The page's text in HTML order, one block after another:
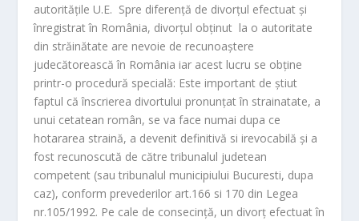
autoritățile U.E. Spre diferență de divorțul efectuat și
înregistrat în România, divorțul obținut la o autoritate
din străinătate are nevoie de recunoaștere
judecătorească în România iar acest lucru se obține
printr-o procedură specială: Este important de știut
faptul că înscrierea divortului pronunțat în strainatate, a
unui cetatean român, se va face numai dupa ce
hotararea straină, a devenit definitivă si irevocabilă și a
fost recunoscută de către tribunalul judetean
competent (sau tribunalul municipiului Bucuresti, dupa
caz), conform prevederilor art.166 si 170 din Legea
nr.105/1992. Pe cale de consecință, un divorț efectuat în